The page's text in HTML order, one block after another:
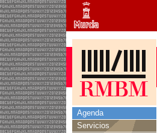
Agenda
Servicios